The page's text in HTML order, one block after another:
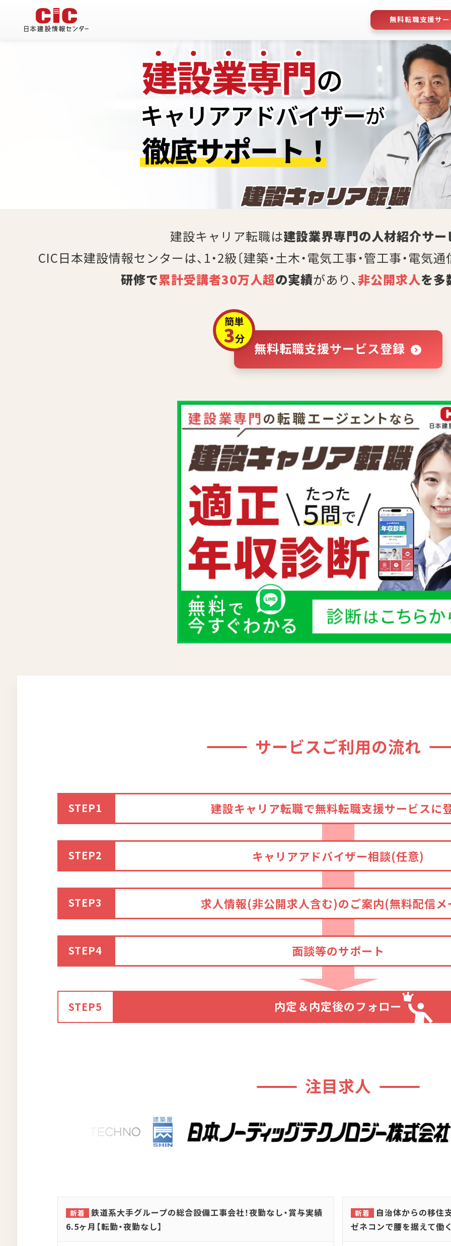
無料転職支援サ
建設キャリア転職は建設業界専門の人材紹介サー
CIC日本建設情報センターは、1・2級〔建築・土木・電気工事・管工事・電気通
研修で累計受講者30万人超の実績があり、非公開求人を多
簡単
3分
無料転職支援サービス登録
サービスご利用の流れ
STEP1 建設キャリア転職で無料転職支援サービスに
STEP2 キャリアアドバイザー相談(任意)
STEP3 求人情報(非公開求人含む)のご案内(無料配信
STEP4 面談等のサポート
STEP5 内定＆内定後のフォロー
注目求人
鉄道系大手グループの総合設備工事会社！夜勤なし・賞与実績
6.5ヶ月【転勤・夜勤なし】
自治体からの移住
ゼネコンで腰を据えて働